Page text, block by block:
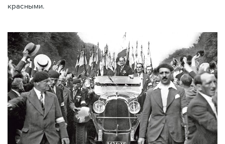
красными.